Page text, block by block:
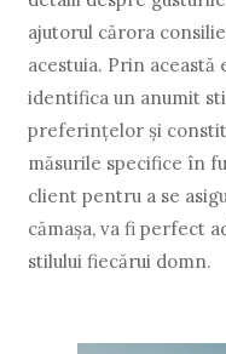
ajutorul cărora
acestuia. Prin
identifica un anumit
preferinţelor şi
măsurile specifice în
client pentru a se
cămaşa, va fi perfect
stilului fiecărui domn.